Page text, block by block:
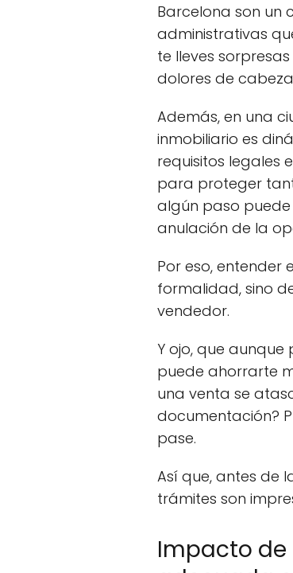
Barcelona son un
administrativas
te lleves
dolores de
Además, en una
inmobiliario es
requisitos legales
para proteger
algún paso
anulación de la
Por eso, entender
formalidad, sino
vendedor.
Y ojo, que
puede ahorrarte
una venta se
documentación?
pase.
Así que, antes de
trámites son
Impacto